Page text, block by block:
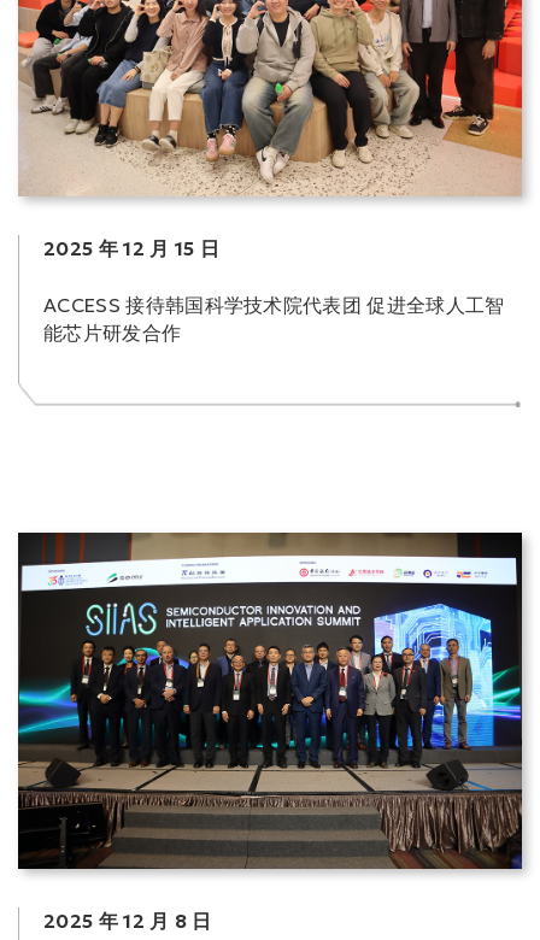
2025 年 12 月 15 日
ACCESS 接待韩国科学技术院代表团 促进全球人工智
能芯片研发合作
2025 年 12 月 8 日